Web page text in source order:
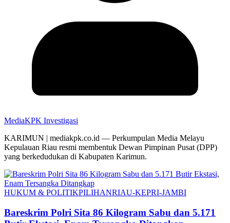
MediaKPK Investigasi
KARIMUN | mediakpk.co.id — Perkumpulan Media Melayu
Kepulauan Riau resmi membentuk Dewan Pimpinan Pusat (DPP)
yang berkedudukan di Kabupaten Karimun.
HUKUM & POLITIKPILIHANRIAU-KEPRI-JAMBI
Bareskrim Polri Sita 86 Kilogram Sabu dan 5.171